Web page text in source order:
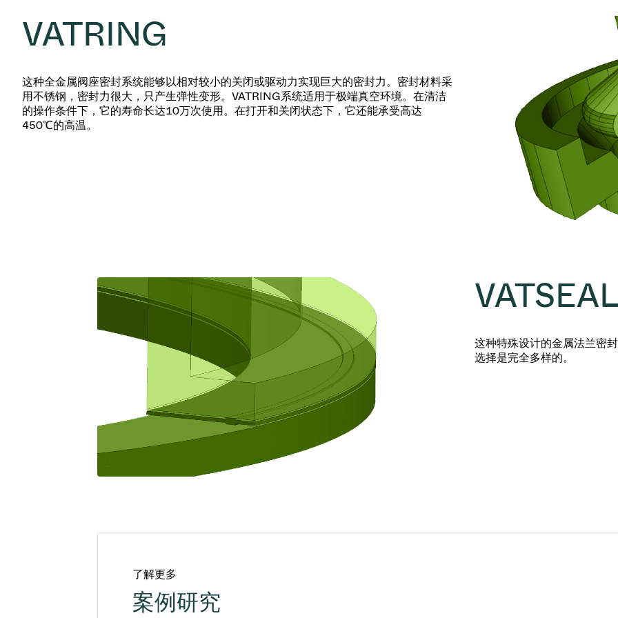
VATRING
这种全金属阀座密封系统能够以相对较小的关闭或驱动力实现巨大的密封力。密封材料采
用不锈钢，密封力很大，只产生弹性变形。VATRING系统适用于极端真空环境。在清洁
的操作条件下，它的寿命长达10万次使用。在打开和关闭状态下，它还能承受高达
450℃的高温。
VATSEAL
这种特殊设计的金属法兰密
选择是完全多样的。
了解更多
案例研究